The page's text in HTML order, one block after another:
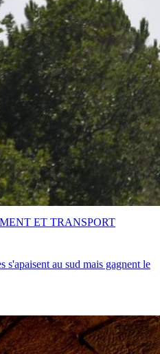
s'apaisent au sud mais gagnent le
ET TRANSPORT